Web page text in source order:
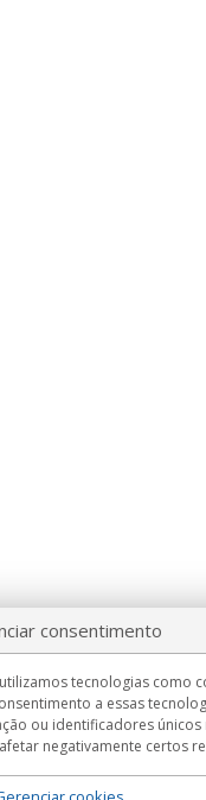
consentimento
tecnologias como
a essas
ou identificadores únicos
negativamente certos